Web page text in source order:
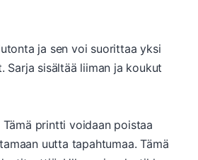
ja sen voi suorittaa yksi
Sarja sisältää liiman ja koukut
printti voidaan poistaa
uutta tapahtumaa. Tämä